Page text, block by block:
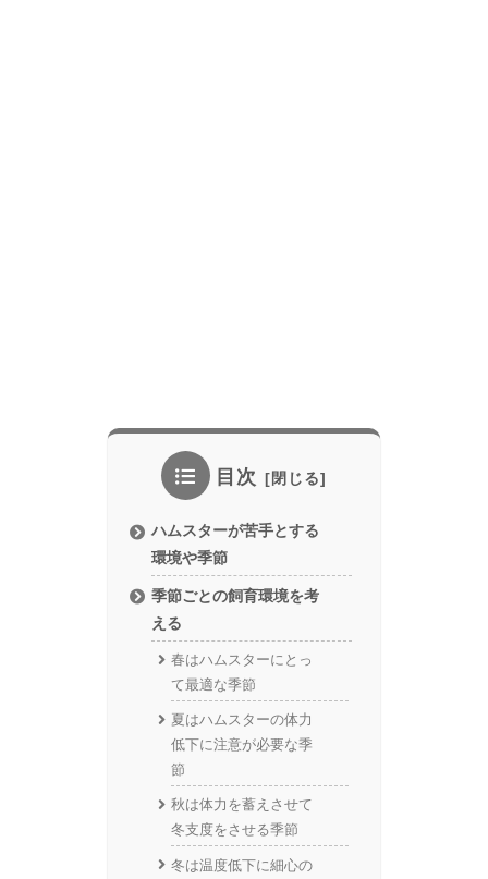
目次
ハムスターが苦手とする
環境や季節
季節ごとの飼育環境を考
える
春はハムスターにとっ
て最適な季節
夏はハムスターの体力
低下に注意が必要な季
節
秋は体力を蓄えさせて
冬支度をさせる季節
冬は温度低下に細心の